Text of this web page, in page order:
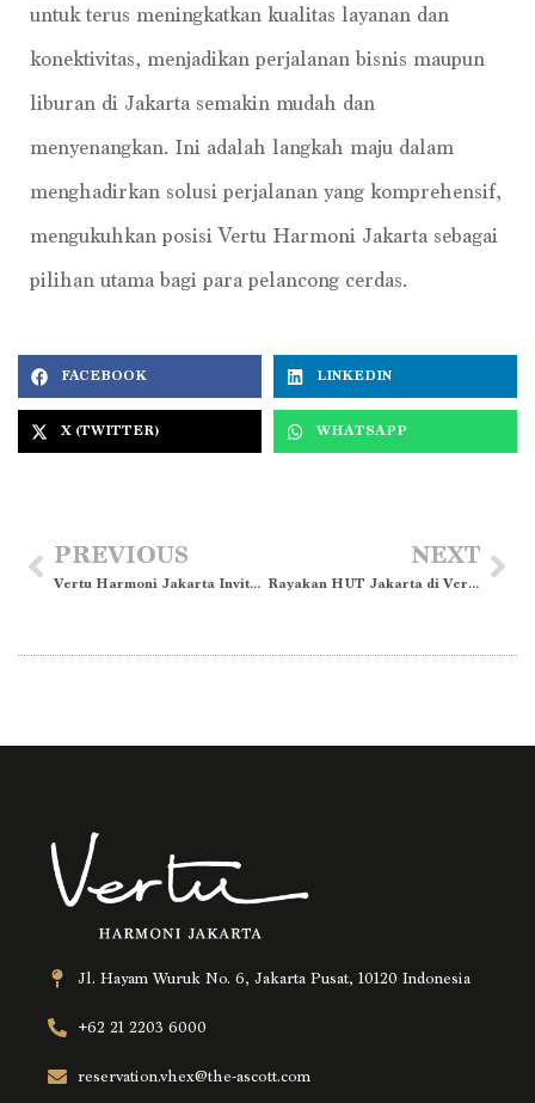
untuk terus meningkatkan kualitas layanan dan
konektivitas, menjadikan perjalanan bisnis maupun
liburan di Jakarta semakin mudah dan
menyenangkan. Ini adalah langkah maju dalam
menghadirkan solusi perjalanan yang komprehensif,
mengukuhkan posisi Vertu Harmoni Jakarta sebagai
pilihan utama bagi para pelancong cerdas.
FACEBOOK LINKEDIN
X (TWITTER) WHATSAPP
PREVIOUS
Vertu Harmoni Jakarta Invites Families to Enjoy Weekend Experience
NEXT
Rayakan HUT Jakarta di Vertu Harmoni dengan Kuliner Betawi
Jl. Hayam Wuruk No. 6, Jakarta Pusat, 10120 Indonesia
+62 21 2203 6000
reservation.vhex@the-ascott.com